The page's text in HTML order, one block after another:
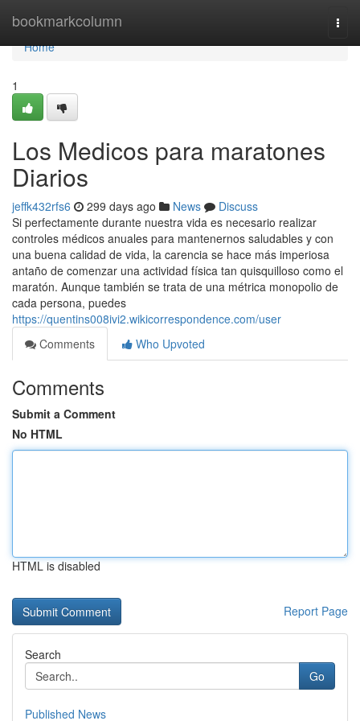
bookmarkcolumn
Home
Home
1
Los Medicos para maratones
Diarios
jeffk432rfs6 299 days ago News
Discuss
Si perfectamente durante nuestra vida es necesario realizar
controles médicos anuales para mantenernos saludables y con
una buena calidad de vida, la carencia se hace más imperiosa
antaño de comenzar una actividad física tan quisquilloso como el
maratón. Aunque también se trata de una métrica monopolio de
cada persona, puedes
https://quentins008ivi2.wikicorrespondence.com/user
Comments
Who Upvoted
Comments
Submit a Comment
No HTML
HTML is disabled
Report Page
Search
Go
Published News